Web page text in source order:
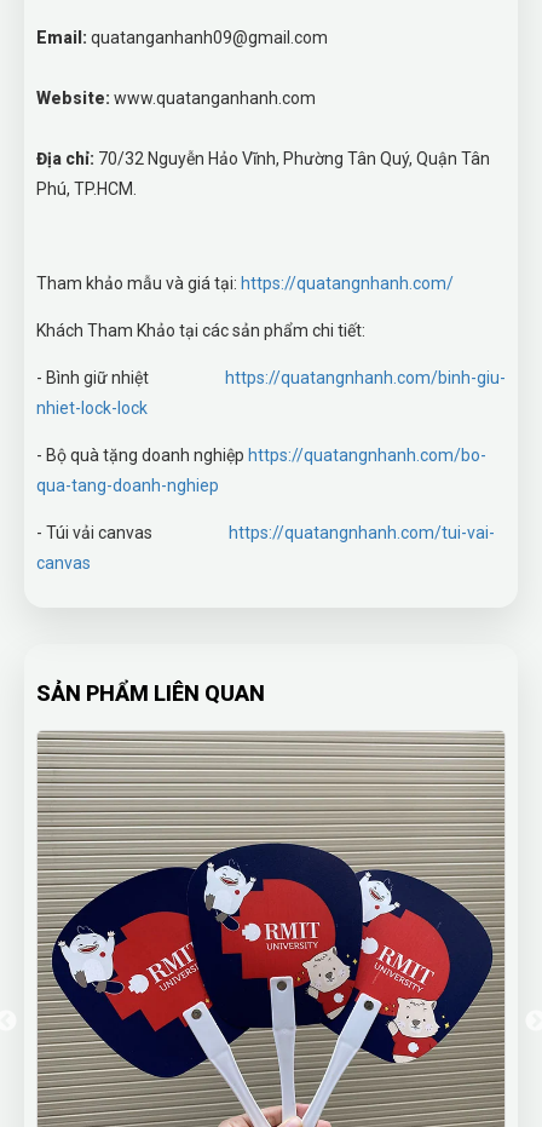
Email: quatanganhanh09@gmail.com
Website: www.quatanganhanh.com
Địa chỉ: 70/32 Nguyễn Hảo Vĩnh, Phường Tân Quý, Quận Tân
Phú, TP.HCM.
Tham khảo mẫu và giá tại: https://quatangnhanh.com/
Khách Tham Khảo tại các sản phẩm chi tiết:
- Bình giữ nhiệt
https://quatangnhanh.com/binh-giu-
nhiet-lock-lock
- Bộ quà tặng doanh nghiệp https://quatangnhanh.com/bo-
qua-tang-doanh-nghiep
- Túi vải canvas
https://quatangnhanh.com/tui-vai-
canvas
SẢN PHẨM LIÊN QUAN